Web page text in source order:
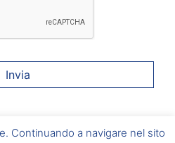
6 – Foligno(PG) Via A. Vici, 20
5 –Marsciano(PG) Via
Continuando a navigare nel sito